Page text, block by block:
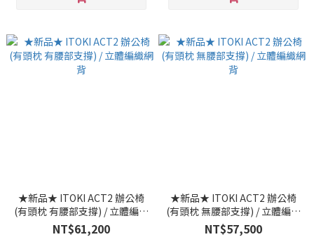
★新品★ ITOKI ACT2 辦公椅
(有頭枕 有腰部支撐) / 立體編織
網背
NT$61,200
★新品★ ITOKI ACT2 辦公椅
(有頭枕 無腰部支撐) / 立體編織
網背
NT$57,500